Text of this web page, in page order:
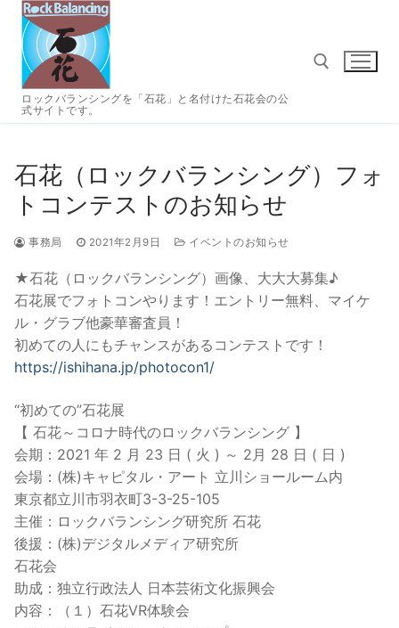
ロックバランシングを「石花」と名付けた石花会の公
式サイトです。
石花（ロックバランシング）フォ
トコンテストのお知らせ
事務局 2021年2月9日 イベントのお知らせ
★石花（ロックバランシング）画像、大大大募集♪
石花展でフォトコンやります！エントリー無料、マイケ
ル・グラブ他豪華審査員！
初めての人にもチャンスがあるコンテストです！
https://ishihana.jp/photocon1/
“初めての”石花展
【 石花～コロナ時代のロックバランシング 】
会期：2021 年 2 月 23 日 ( 火 ) ～ 2月 28 日 ( 日 )
会場：(株)キャピタル・アート 立川ショールーム内
東京都立川市羽衣町3-3-25-105
主催：ロックバランシング研究所 石花
後援：(株)デジタルメディア研究所
石花会
助成：独立行政法人 日本芸術文化振興会
内容：（１）石花VR体験会